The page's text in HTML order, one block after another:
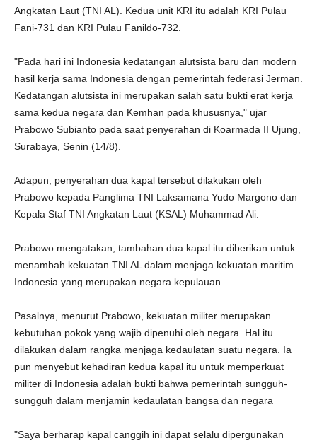
Angkatan Laut (TNI AL). Kedua unit KRI itu adalah KRI Pulau
Fani-731 dan KRI Pulau Fanildo-732.
"Pada hari ini Indonesia kedatangan alutsista baru dan modern
hasil kerja sama Indonesia dengan pemerintah federasi Jerman.
Kedatangan alutsista ini merupakan salah satu bukti erat kerja
sama kedua negara dan Kemhan pada khususnya," ujar
Prabowo Subianto pada saat penyerahan di Koarmada II Ujung,
Surabaya, Senin (14/8).
Adapun, penyerahan dua kapal tersebut dilakukan oleh
Prabowo kepada Panglima TNI Laksamana Yudo Margono dan
Kepala Staf TNI Angkatan Laut (KSAL) Muhammad Ali.
Prabowo mengatakan, tambahan dua kapal itu diberikan untuk
menambah kekuatan TNI AL dalam menjaga kekuatan maritim
Indonesia yang merupakan negara kepulauan.
Pasalnya, menurut Prabowo, kekuatan militer merupakan
kebutuhan pokok yang wajib dipenuhi oleh negara. Hal itu
dilakukan dalam rangka menjaga kedaulatan suatu negara. Ia
pun menyebut kehadiran kedua kapal itu untuk memperkuat
militer di Indonesia adalah bukti bahwa pemerintah sungguh-
sungguh dalam menjamin kedaulatan bangsa dan negara
"Saya berharap kapal canggih ini dapat selalu dipergunakan